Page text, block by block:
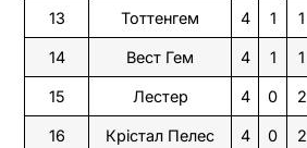
13 Тоттенгем 4 1 1
14 Вест Гем 4 1 1
15 Лестер 4 0 2
16 Крістал Пелес 4 0 2